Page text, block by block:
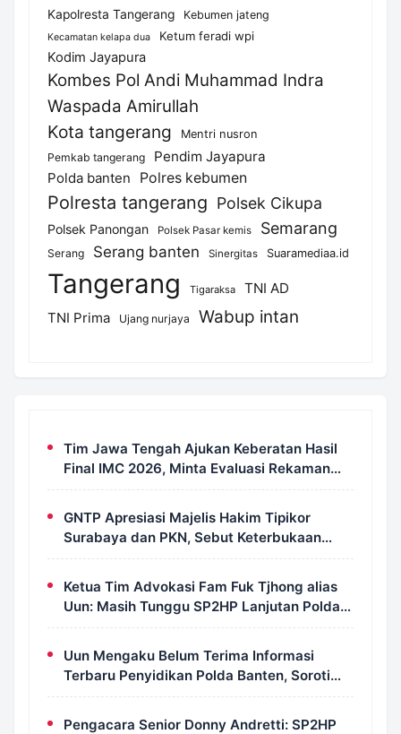
Kapolresta Tangerang Kebumen jateng
Kecamatan kelapa dua Ketum feradi wpi
Kodim Jayapura
Kombes Pol Andi Muhammad Indra
Waspada Amirullah
Kota tangerang
Mentri nusron
Pemkab tangerang
Pendim Jayapura
Polda banten
Polres kebumen
Polresta tangerang Polsek Cikupa
Polsek Panongan Polsek Pasar kemis Semarang
Serang Serang banten Sinergitas Suaramediaa.id
Tangerang Tigaraksa
TNI AD
TNI Prima
Ujang nurjaya Wabup intan
Tim Jawa Tengah Ajukan Keberatan Hasil
Final IMC 2026, Minta Evaluasi Rekaman
dan Scorecard Juri
GNTP Apresiasi Majelis Hakim Tipikor
Surabaya dan PKN, Sebut Keterbukaan
Informasi Jadi Instrumen Pengawasan
Ketua Tim Advokasi Fam Fuk Tjhong alias
Uun: Masih Tunggu SP2HP Lanjutan Polda
Banten
Uun Mengaku Belum Terima Informasi
Terbaru Penyidikan Polda Banten, Soroti
Transparansi Perkara
Pengacara Senior Donny Andretti: SP2HP